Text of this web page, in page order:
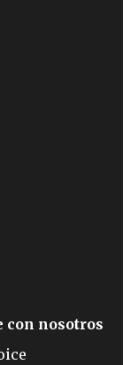
con nosotros